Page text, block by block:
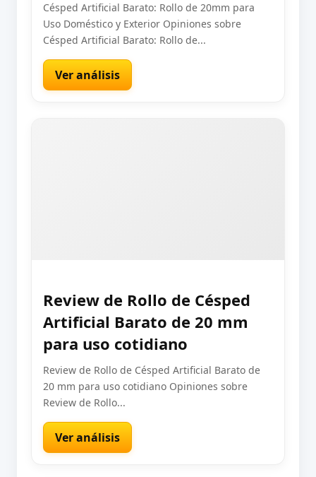
Césped Artificial Barato: Rollo de 20mm para
Uso Doméstico y Exterior Opiniones sobre
Césped Artificial Barato: Rollo de...
Ver análisis
Review de Rollo de Césped
Artificial Barato de 20 mm
para uso cotidiano
Review de Rollo de Césped Artificial Barato de
20 mm para uso cotidiano Opiniones sobre
Review de Rollo...
Ver análisis